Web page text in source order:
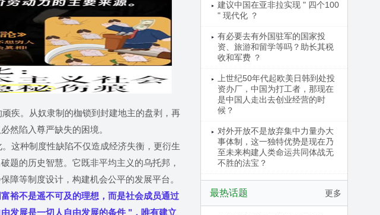
疾。从奴隶制的枷锁到封建地主的盘剥，再
然陷入尊严缺失的困境。
这种制度性缺陷不仅造成经济失衡，更衍生
题的历史智慧。它既非平均主义的乌托邦，
障等制度设计，构建机会公平的发展平台。
裕不是遥不可及的理想，而是社会成员通过
发展是一切人自由发展的条件 "，唯有建立
建议中国在亚非拉实现 " 四个100
" 现代化 ？
有必要去有外国驻军的国家投
资、旅游和留学等吗？助长其税
收和军费 ？
上世纪50年代起欧美日韩到处投
资办厂，中国为打工者，那现在
是中国人走出去创业经营的时
候？
对外开放不是放弃集中力量办大
事体制，这一独特优势是现在乃
至未来构建人类命运共同体战无
不胜的法宝？
更多
最热话题